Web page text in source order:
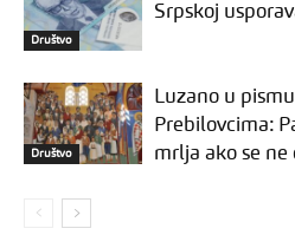
Društvo
Srpskoj
Društvo
Luzano u
Prebilovcima:
mrlja ako se ne